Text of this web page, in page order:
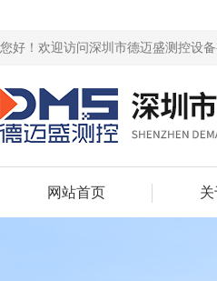
您好！欢迎访问深圳市德迈盛测控设备
网站首页